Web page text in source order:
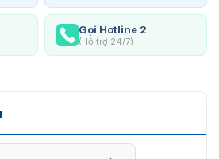
Gọi Hotline 2
(Hỗ trợ 24/7)